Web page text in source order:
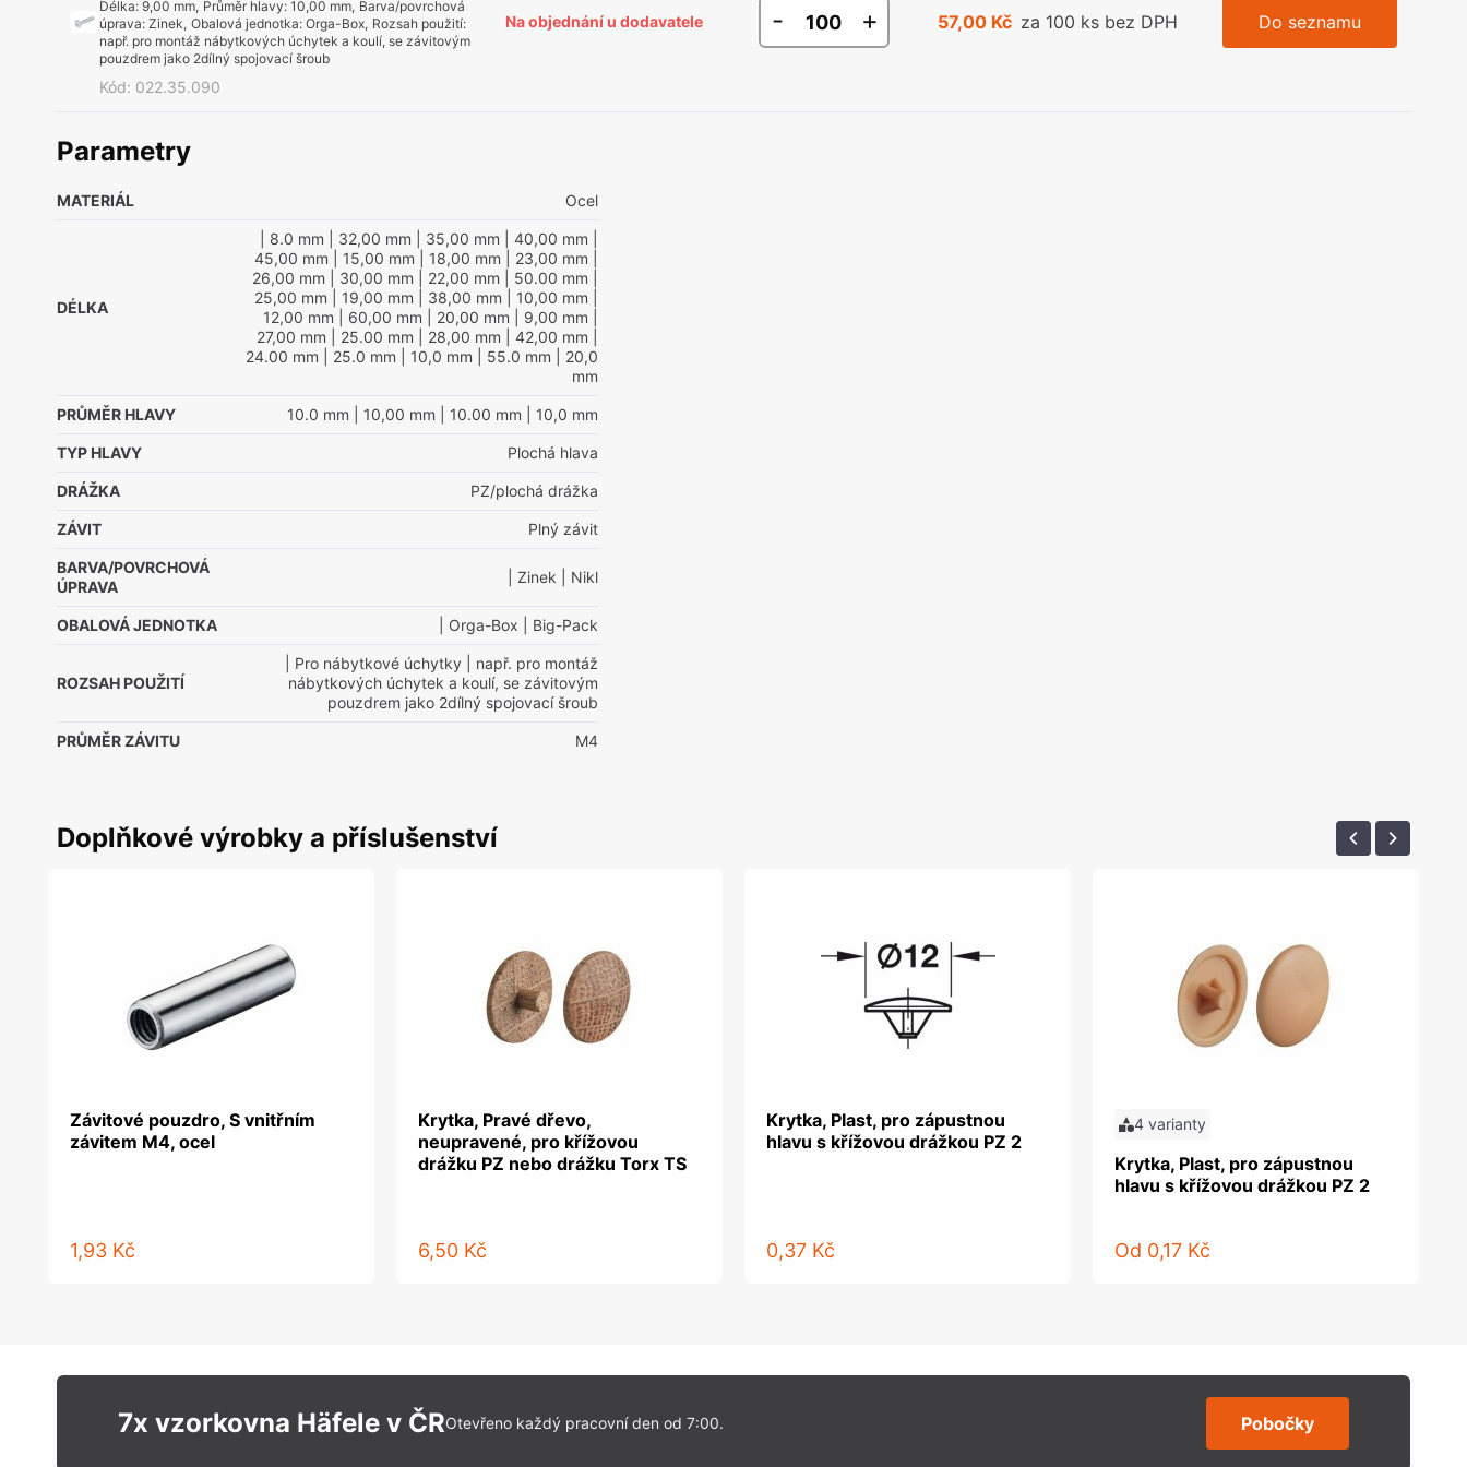
Délka: 9,00 mm, Průměr hlavy: 10,00 mm, Barva/povrchová
úprava: Zinek, Obalová jednotka: Orga-Box, Rozsah použití:
např. pro montáž nábytkových úchytek a koulí, se závitovým
pouzdrem jako 2dílný spojovací šroub
Kód: 022.35.090
Na objednání u dodavatele - + 57,00 Kč za 100 ks bez DPH Do seznamu
Parametry
MATERIÁL Ocel
DÉLKA
| 8.0 mm | 32,00 mm | 35,00 mm | 40,00 mm
45,00 mm | 15,00 mm | 18,00 mm | 23,00 mm
26,00 mm | 30,00 mm | 22,00 mm | 50.00 mm
25,00 mm | 19,00 mm | 38,00 mm | 10,00 mm
12,00 mm | 60,00 mm | 20,00 mm | 9,00 mm
27,00 mm | 25.00 mm | 28,00 mm | 42,00 mm
24.00 mm | 25.0 mm | 10,0 mm | 55.0 mm | 20,0
mm
PRŮMĚR HLAVY 10.0 mm | 10,00 mm | 10.00 mm | 10,0 mm
TYP HLAVY Plochá hlava
DRÁŽKA PZ/plochá drážka
ZÁVIT Plný závit
BARVA/POVRCHOVÁ
ÚPRAVA
| Zinek | Nikl
OBALOVÁ JEDNOTKA | Orga-Box | Big-Pack
ROZSAH POUŽITÍ
| Pro nábytkové úchytky | např. pro montáž
nábytkových úchytek a koulí, se závitovým
pouzdrem jako 2dílný spojovací šroub
PRŮMĚR ZÁVITU M4
Doplňkové výrobky a příslušenství
Závitové pouzdro, S vnitřním
závitem M4, ocel
1,93 Kč
Krytka, Pravé dřevo,
neupravené, pro křížovou
drážku PZ nebo drážku Torx TS
6,50 Kč
Krytka, Plast, pro zápustnou
hlavu s křížovou drážkou PZ 2
0,37 Kč
4 varianty
Krytka, Plast, pro zápustnou
hlavu s křížovou drážkou PZ 2
Od 0,17 Kč
7x vzorkovna Häfele v ČROtevřeno každý pracovní den od 7:00. Pobočky